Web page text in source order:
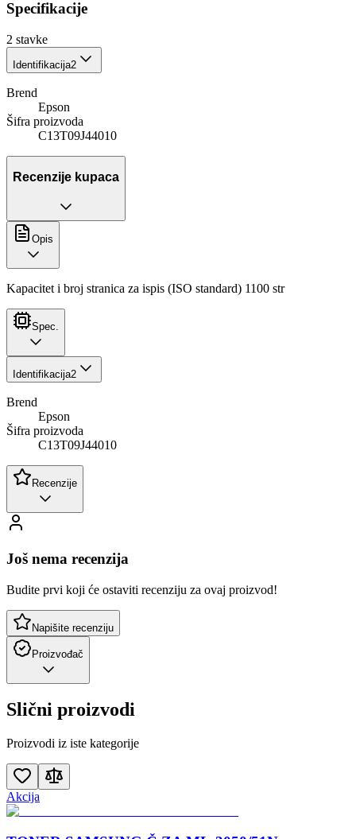
Specifikacije
2 stavke
Identifikacija2
Brend
Epson
Šifra proizvoda
C13T09J44010
Recenzije kupaca
Opis
Kapacitet i broj stranica za ispis (ISO standard) 1100 str
Spec.
Identifikacija2
Brend
Epson
Šifra proizvoda
C13T09J44010
Recenzije
Još nema recenzija
Budite prvi koji će ostaviti recenziju za ovaj proizvod!
Napišite recenziju
Proizvođač
Slični proizvodi
Proizvodi iz iste kategorije
Akcija